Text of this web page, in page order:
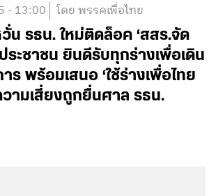
- 13:00 โดย พรรคเพื่อไทย
วั่น รธน. ใหม่ติดล็อค ‘สสร.จัด
ระชาชน ยินดีรับทุกร่างเพื่อเดิน
ร พร้อมเสนอ ‘ใช้ร่างเพื่อไทย
วามเสี่ยงถูกยื่นศาล รธน.